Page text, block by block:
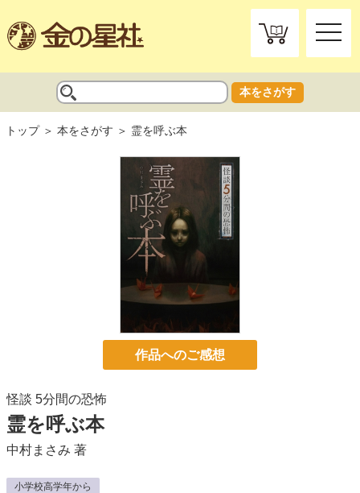
toggle
本をさがす
トップ 本をさがす 霊を呼ぶ本
作品へのご感想
怪談 5分間の恐怖
霊を呼ぶ本
中村まさみ 著
小学校高学年から